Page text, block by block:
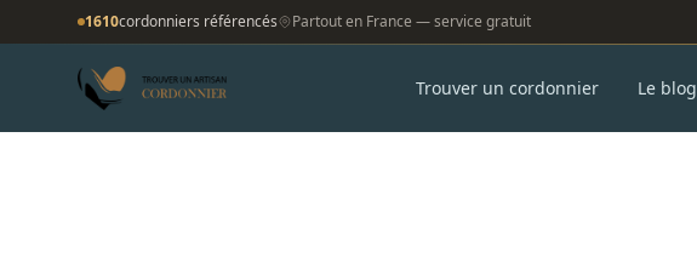
1610cordonniers référencés Partout en France — service gratuit
Trouver un cordonnier Le blog